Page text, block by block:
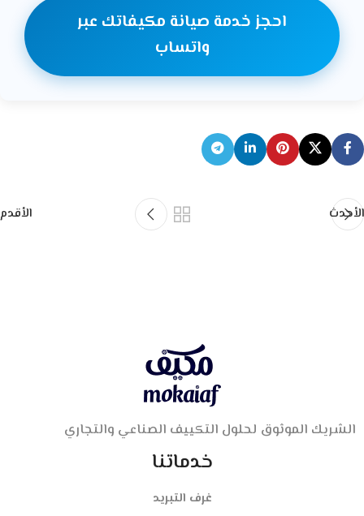
احجز خدمة صيانة مكيفاتك عبر
واتساب
الأحدث الأقدم
الشريك الموثوق لحلول التكييف الصناعي والتجاري
خدماتنا
غرف التبريد